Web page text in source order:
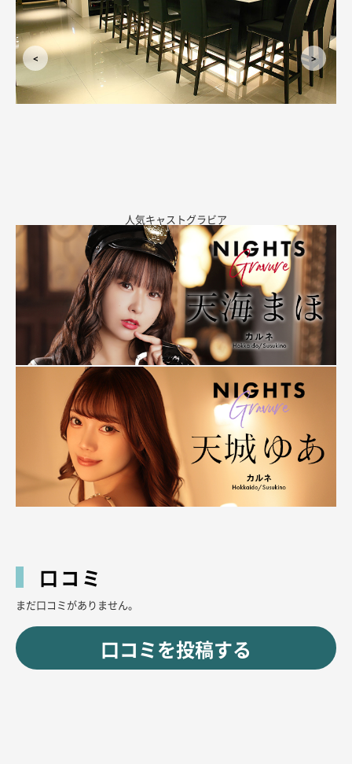
21：00 ～ 10.000円 → 5.000円！！
日曜日の料金、こんなにお得なんですッッ（T＾T）！！
新規・ご指名のあるお客様、ビジター・メンバーと、すべてのお客様が対象
となっております(*´∀｀）/。
人気キャストグラビア
口コミ
まだ口コミがありません。
口コミを投稿する